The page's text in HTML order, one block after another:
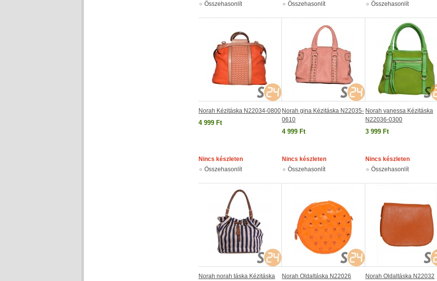
Összehasonlít
Összehasonlít
Összehasonlít
Norah Kézitáska N22034-0800
4 999 Ft
Nincs készleten
Összehasonlít
Norah gina Kézitáska N22035-
0610
4 999 Ft
Nincs készleten
Összehasonlít
Norah vanessa Kézitáska
N22036-0300
3 999 Ft
Nincs készleten
Összehasonlít
Norah norah táska Kézitáska
Norah Oldaltáska N22026 Norah Oldaltáska N22032